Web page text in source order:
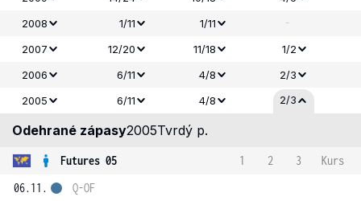
2008
1/11 1/11 -
2007 12/20 11/18
1/2
2006
6/11 4/8
2/3
2005
6/11 4/8 2/3
Odehrané zápasy2005Tvrdý p.
Futures 05 1 2 3
Kurs
06.11.
Q-OF